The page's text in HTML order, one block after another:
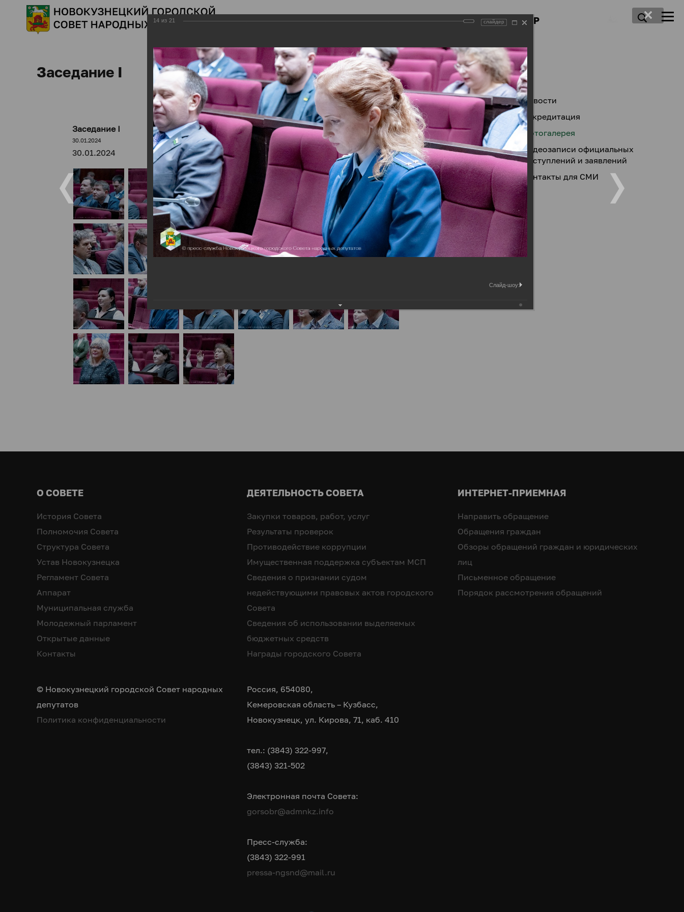
ДЕПУТАТЫ ПРАВОТВОРЧЕСТВО ПРЕСС-ЦЕНТР
Заседание I
Заседание I
30.01.2024
30.01.2024
Новости
Аккредитация
Фотогалерея
Видеозаписи официальных
выступлений и заявлений
Контакты для СМИ
О СОВЕТЕ
История Совета
Полномочия Совета
Структура Совета
Устав Новокузнецка
Регламент Совета
Аппарат
Муниципальная служба
Молодежный парламент
Открытые данные
Контакты
ДЕЯТЕЛЬНОСТЬ СОВЕТА
Закупки товаров, работ, услуг
Результаты проверок
Противодействие коррупции
Имущественная поддержка субъектам МСП
Сведения о признании судом
недействующими правовых актов городского
Совета
Сведения об использовании выделяемых
бюджетных средств
Награды городского Совета
ИНТЕРНЕТ-ПРИЕМНАЯ
Направить обращение
Обращения граждан
Обзоры обращений граждан и юридических
лиц
Письменное обращение
Порядок рассмотрения обращений
© Новокузнецкий городской Совет народных
депутатов
Политика конфиденциальности
Россия, 654080,
Кемеровская область – Кузбасс,
Новокузнецк, ул. Кирова, 71, каб. 410
тел.: (3843) 322-997,
(3843) 321-502
Электронная почта Совета:
gorsobr@admnkz.info
Пресс-служба:
(3843) 322-991
pressa-ngsnd@mail.ru
14 из 21 слайдер
Слайд-шоу: